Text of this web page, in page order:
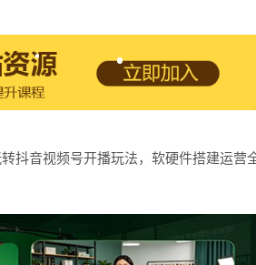
抖音视频号开播玩法，软硬件搭建运营